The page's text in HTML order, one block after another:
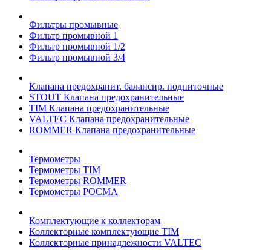
Фильтры промывные
Фильтр промывной 1
Фильтр промывной 1/2
Фильтр промывной 3/4
Клапана предохранит. балансир. подпиточные
STOUT Клапана предохранительные
TIM Клапана предохранительные
VALTEC Клапана предохранительные
ROMMER Клапана предохранительные
Термометры
Термометры TIM
Термометры ROMMER
Термометры РОСМА
Комплектующие к коллекторам
Коллекторные комплектующие TIM
Коллекторные принадлежности VALTEC